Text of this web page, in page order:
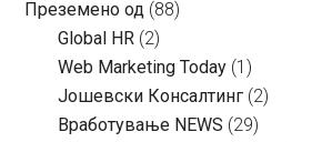
Преземено од (88)
Global HR (2)
Web Marketing Today (1)
Јошевски Консалтинг (2)
Вработување NEWS (29)